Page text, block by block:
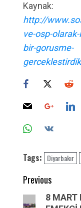
Kaynak:
http://
ve-osp-
bir-gorusme-
Tags: Diyarbakır
Post
navigation
Previous
Previous8 MART